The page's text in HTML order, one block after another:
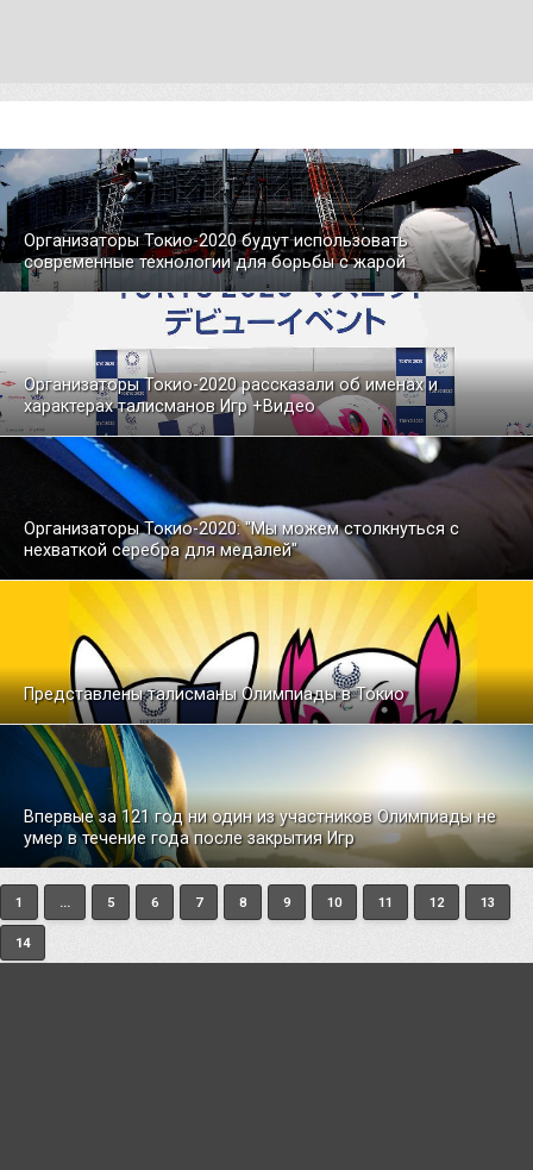
Организаторы Токио-2020 будут использовать
современные технологии для борьбы с жарой
Организаторы Токио-2020 рассказали об именах и
характерах талисманов Игр +Видео
Организаторы Токио-2020: "Мы можем столкнуться с
нехваткой серебра для медалей"
Представлены талисманы Олимпиады в Токио
Впервые за 121 год ни один из участников Олимпиады не
умер в течение года после закрытия Игр
1 ... 5 6 7 8 9 10 11 12 13
14